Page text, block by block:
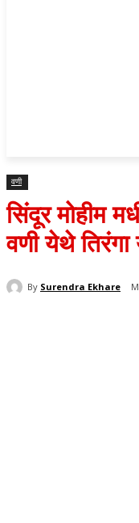
वणी
सिंदूर मोहीम
वणी येथे तिरंगा
By Surendra Ekhare